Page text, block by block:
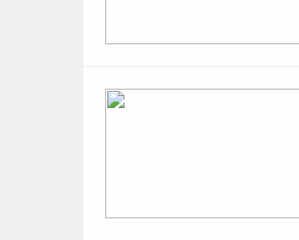
考生报考时应当保证所
标签：喀什职业技术学院